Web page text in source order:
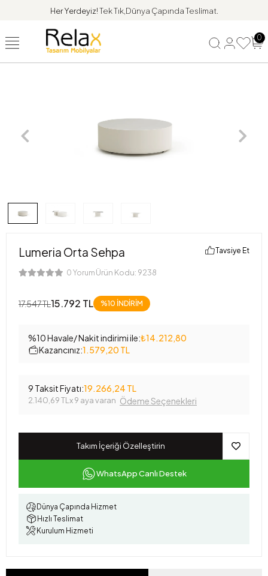
Her Yerdeyiz!Tek Tık,Dünya Çapında Teslimat.
0
Lumeria Orta Sehpa
0 Yorum Ürün Kodu: 9238
Tavsiye Et
17.547 TL15.792 TL %10 İNDİRİM
%10 Havale/ Nakit indirimi ile:₺14.212,80
Kazancınız:1.579,20 TL
9 Taksit Fiyatı:19.266,24 TL
2.140,69 TL x 9 aya varan Ödeme Seçenekleri
Takım İçeriği Özelleştirin
WhatsApp Canlı Destek
Dünya Çapında Hizmet
Hızlı Teslimat
Kurulum Hizmeti